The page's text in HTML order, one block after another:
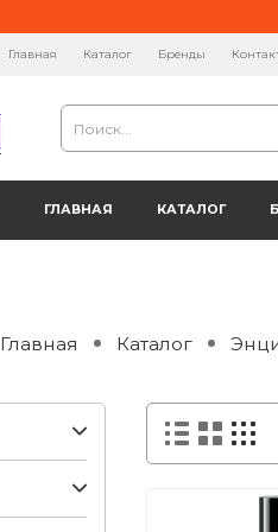
Главная Каталог Бренды
ГЛАВНАЯ КАТАЛОГ
Главная Каталог